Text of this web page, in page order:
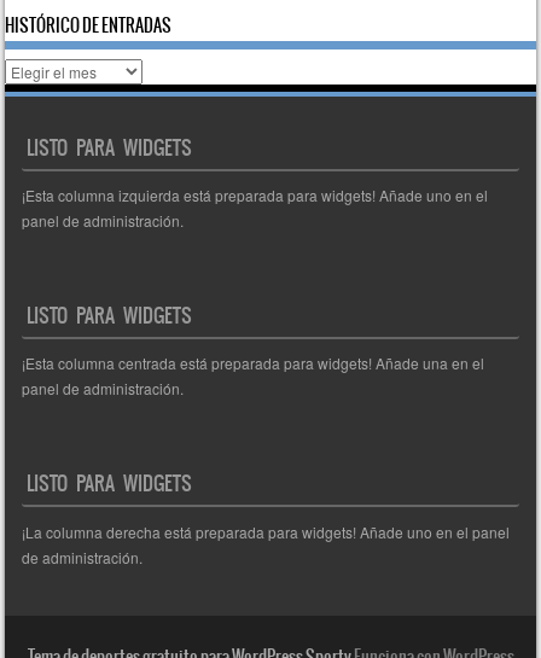
HISTÓRICO DE ENTRADAS
Histórico
de
LISTO PARA WIDGETS
¡Esta columna izquierda está preparada para widgets! Añade uno en el
panel de administración.
LISTO PARA WIDGETS
¡Esta columna centrada está preparada para widgets! Añade una en el
panel de administración.
LISTO PARA WIDGETS
¡La columna derecha está preparada para widgets! Añade uno en el panel
de administración.